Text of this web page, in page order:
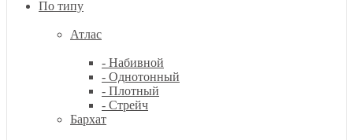
По типу
Атлас
- Набивной
- Однотонный
- Плотный
- Стрейч
Бархат